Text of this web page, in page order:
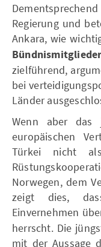
Regierung und
Ankara, wie
zielführend,
bei
Länder
Wenn aber das
europäischen
Türkei nicht
Norwegen, dem
zeigt dies,
Einvernehmen
herrscht. Die
mit der Aussage